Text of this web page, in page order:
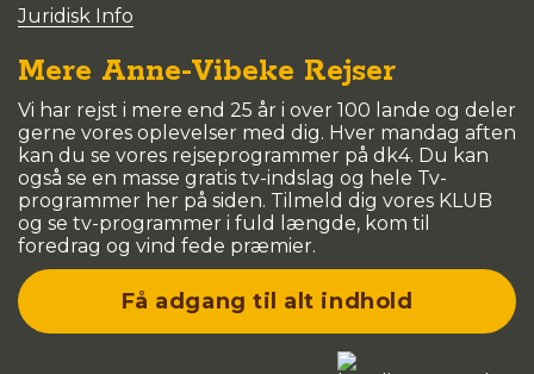
Juridisk Info
Mere Anne-Vibeke Rejser
Vi har rejst i mere end 25 år i over 100 lande og deler
gerne vores oplevelser med dig. Hver mandag aften
kan du se vores rejseprogrammer på dk4. Du kan
også se en masse gratis tv-indslag og hele Tv-
programmer her på siden. Tilmeld dig vores KLUB
og se tv-programmer i fuld længde, kom til
foredrag og vind fede præmier.
Få adgang til alt indhold